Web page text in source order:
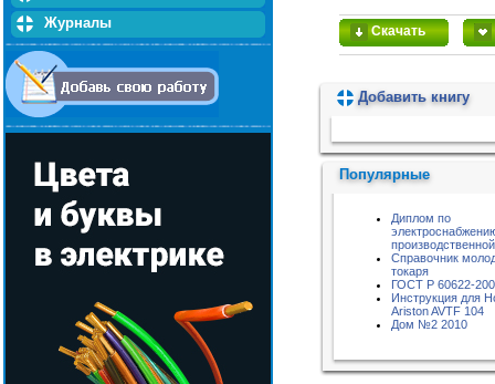
Журналы
Скачать
Добавить книгу
Популярные
Диплом по
Справочник
токаря
ГОСТ Р 60622-
Инструкция для
Ariston AVTF 104
Дом №2 2010